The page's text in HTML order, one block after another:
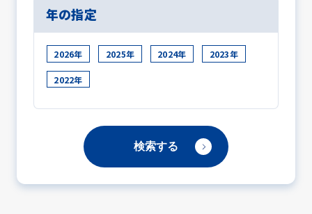
年の指定
2026年 2025年 2024年 2023年
2022年